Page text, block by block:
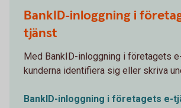
BankID-inloggning i
tjänst
Med BankID-inloggning i företagets
kunderna identifiera sig eller skriva
BankID-inloggning i företagets e-